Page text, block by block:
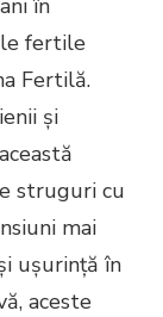
în
fertile
Fertilă.
și
struguri cu
mai
ușurință în
aceste